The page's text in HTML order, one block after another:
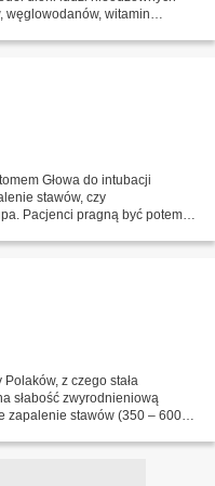
węglowodanów, witamin
Głowa do intubacji
stawów, czy
Pacjenci pragną być potem
z czego stała
słabość zwyrodnieniową
zapalenie stawów (350 – 600